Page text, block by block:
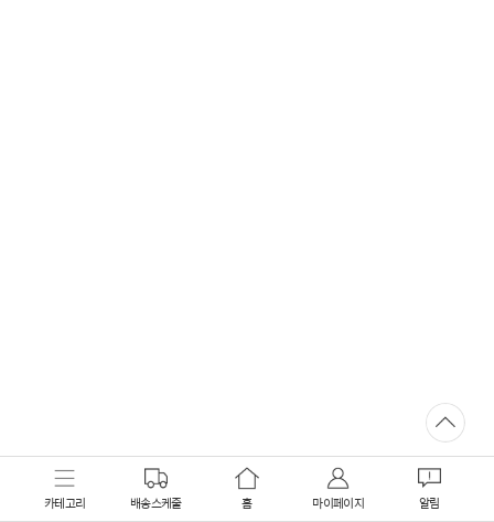
카테고리 배송스케줄 홈 마이페이지 알림